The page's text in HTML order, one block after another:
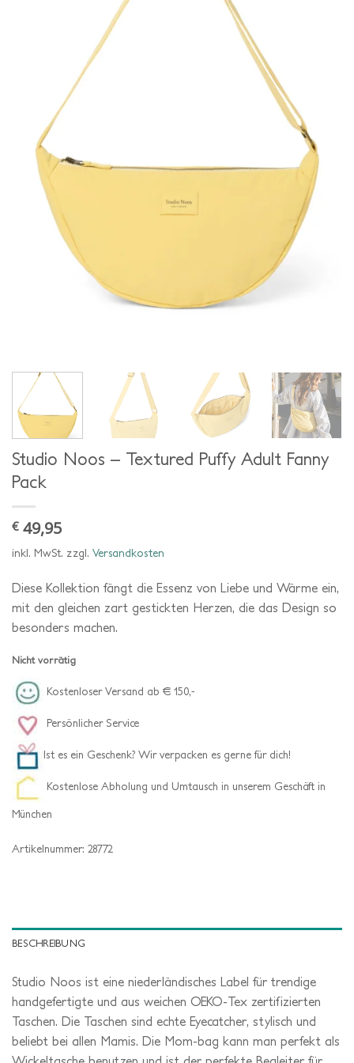
Studio Noos – Textured Puffy Adult Fanny
Pack
€ 49,95
inkl. MwSt. zzgl. Versandkosten
Diese Kollektion fängt die Essenz von Liebe und Wärme ein,
mit den gleichen zart gestickten Herzen, die das Design so
besonders machen.
Nicht vorrätig
Kostenloser Versand ab € 150,-
Persönlicher Service
Ist es ein Geschenk? Wir verpacken es gerne für dich!
Kostenlose Abholung und Umtausch in unserem Geschäft in
München
Artikelnummer: 28772
BESCHREIBUNG
Studio Noos ist eine niederländisches Label für trendige
handgefertigte und aus weichen OEKO-Tex zertifizierten
Taschen. Die Taschen sind echte Eyecatcher, stylisch und
beliebt bei allen Mamis. Die Mom-bag kann man perfekt als